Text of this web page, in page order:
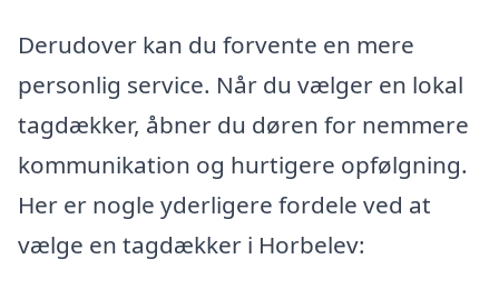
Derudover kan du forvente en mere
personlig service. Når du vælger en lokal
tagdækker, åbner du døren for nemmere
kommunikation og hurtigere opfølgning.
Her er nogle yderligere fordele ved at
vælge en tagdækker i Horbelev: